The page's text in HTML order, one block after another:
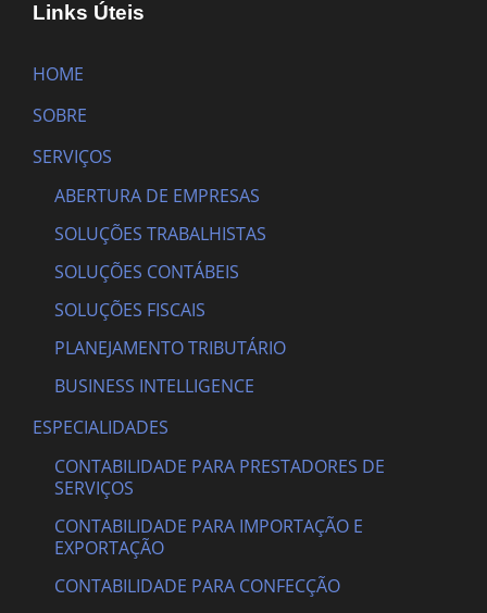
Links Úteis
HOME
SOBRE
SERVIÇOS
ABERTURA DE EMPRESAS
SOLUÇÕES TRABALHISTAS
SOLUÇÕES CONTÁBEIS
SOLUÇÕES FISCAIS
PLANEJAMENTO TRIBUTÁRIO
BUSINESS INTELLIGENCE
ESPECIALIDADES
CONTABILIDADE PARA PRESTADORES DE
SERVIÇOS
CONTABILIDADE PARA IMPORTAÇÃO E
EXPORTAÇÃO
CONTABILIDADE PARA CONFECÇÃO